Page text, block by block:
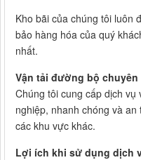
Kho bãi của chúng tôi luôn
bảo hàng hóa của quý
nhất.
Vận tải đường bộ
Chúng tôi cung cấp dịch
nghiệp, nhanh chóng và
các khu vực khác.
Lợi ích khi sử dụng dịch